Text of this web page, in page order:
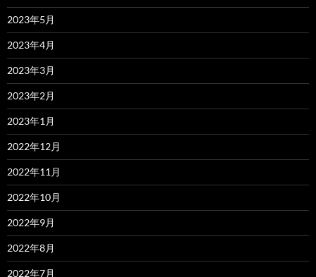
2023年5月
2023年4月
2023年3月
2023年2月
2023年1月
2022年12月
2022年11月
2022年10月
2022年9月
2022年8月
2022年7月